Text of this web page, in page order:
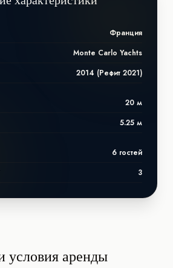
Франция
Monte Carlo Yachts
2014 (Рефит 2021)
20 м
5.25 м
6 гостей
3
условия аренды